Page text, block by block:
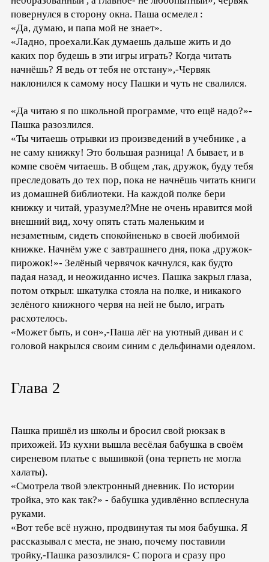
повернулся в сторону окна. Паша осмелел :
«Да, думаю, и папа мой не знает».
«Ладно, проехали.Как думаешь дальше жить и до
каких пор будешь в эти игры играть? Когда читать
начнёшь? Я ведь от тебя не отстану»,-Червяк
наклонился к самому носу Пашки и чуть не свалился.
«Да читаю я по школьной программе, что ещё надо?»-
Пашка разозлился.
«Ты читаешь отрывки из произведений в учебнике , а
не саму книжку! Это большая разница! А бывает, и в
компе своём читаешь. В общем ,так, дружок, буду тебя
преследовать до тех пор, пока не начнёшь читать книги
из домашней библиотеки. На каждой полке бери
книжку и читай, уразумел?Мне не очень нравится мой
внешний вид, хочу опять стать маленьким и
незаметным, сидеть спокойненько в своей любимой
книжке. Начнём уже с завтрашнего дня, пока ,дружок-
пирожок!»- Зелёный червячок качнулся, как будто
падая назад, и неожиданно исчез. Пашка закрыл глаза,
потом открыл: шкатулка стояла на полке, и никакого
зелёного книжного червя на ней не было, играть
расхотелось.
«Может быть, и сон»,-Паша лёг на уютный диван и с
головой накрылся своим синим с дельфинами одеялом.
Глава 2
Пашка пришёл из школы и бросил свой рюкзак в
прихожей. Из кухни вышла весёлая бабушка в своём
сиреневом платье с вышивкой (она терпеть не могла
халаты).
«Смотрела твой электронный дневник. По истории
тройка, это как так?» - бабушка удивлённо всплеснула
руками.
«Вот тебе всё нужно, продвинутая ты моя бабушка. Я
рассказывал с места, не знаю, почему поставили
тройку,-Пашка разозлился- С порога и сразу про